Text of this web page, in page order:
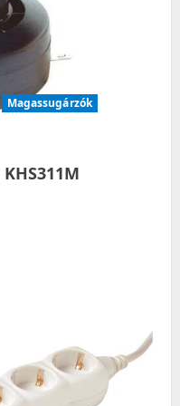
Magassugárzók